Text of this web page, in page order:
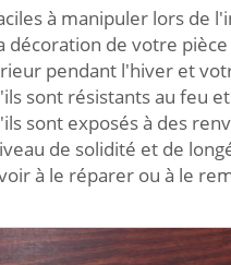
à manipuler lors de
de votre
pendant l'hiver et
sont résistants au
sont exposés à des
de solidité et de
à le réparer ou à le